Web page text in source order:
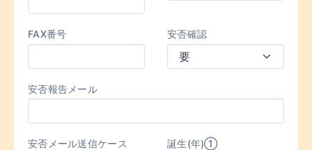
FAX番号 安否確認
安否報告メール
安否メール送信ケース 誕生(年)①